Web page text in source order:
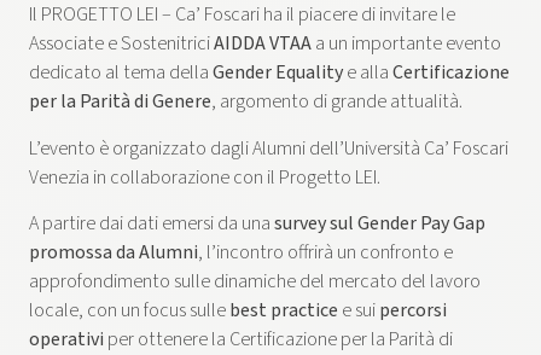
Il PROGETTO LEI – Ca’ Foscari ha il piacere di invitare le
Associate e SostenitriciAIDDA VTAAa un importante evento
dedicato al tema dellaGender Equalitye allaCertificazione
per la Parità di Genere, argomento di grande attualità.
L’evento è organizzato dagli Alumni dell’Università Ca’ Foscari
Venezia in collaborazione con il Progetto LEI.
A partire dai dati emersi da unasurvey sul Gender Pay Gap
promossa da Alumni, l’incontro offrirà un confronto e
approfondimento sulle dinamiche del mercato del lavoro
locale, con un focus sullebest practice e suipercorsi
operativi per ottenere la Certificazione per la Parità di